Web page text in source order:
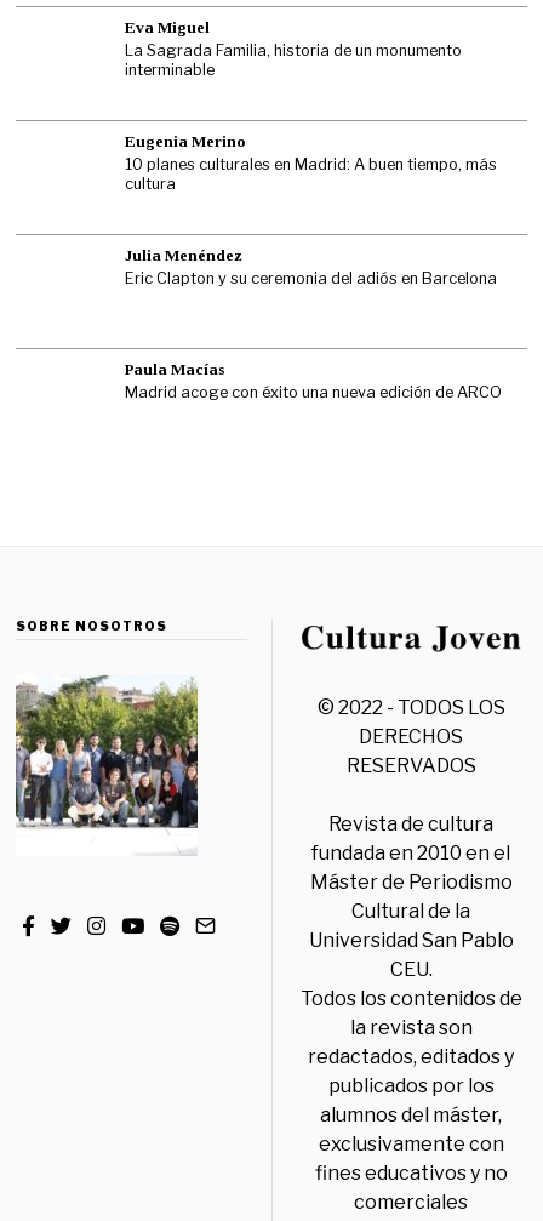
Eva Miguel
La Sagrada Familia, historia de un monumento
interminable
Eugenia Merino
10 planes culturales en Madrid: A buen tiempo, más
cultura
Julia Menéndez
Eric Clapton y su ceremonia del adiós en Barcelona
Paula Macías
Madrid acoge con éxito una nueva edición de ARCO
SOBRE NOSOTROS
© 2022 - TODOS LOS
DERECHOS
RESERVADOS
Revista de cultura
fundada en 2010 en el
Máster de Periodismo
Cultural de la
Universidad San Pablo
CEU.
Todos los contenidos de
la revista son
redactados, editados y
publicados por los
alumnos del máster,
exclusivamente con
fines educativos y no
comerciales